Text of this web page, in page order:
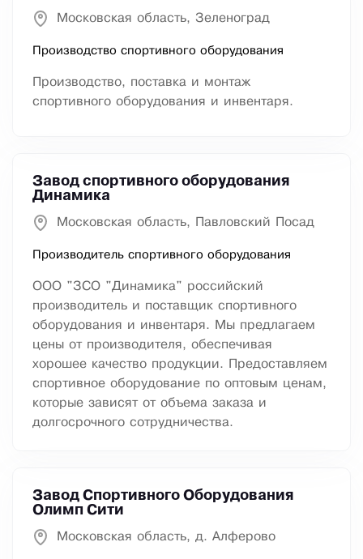
Московская область, Зеленоград
Производство спортивного оборудования
Производство, поставка и монтаж
спортивного оборудования и инвентаря.
Завод спортивного оборудования
Динамика
Московская область, Павловский Посад
Производитель спортивного оборудования
ООО "ЗСО "Динамика" российский
производитель и поставщик спортивного
оборудования и инвентаря. Мы предлагаем
цены от производителя, обеспечивая
хорошее качество продукции. Предоставляем
спортивное оборудование по оптовым ценам,
которые зависят от объема заказа и
долгосрочного сотрудничества.
Завод Спортивного Оборудования
Олимп Сити
Московская область, д. Алферово